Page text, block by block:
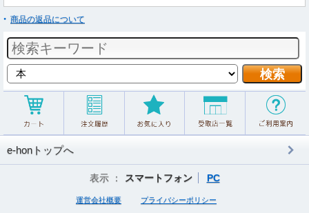
商品の返品について
e-honトップへ
表示 ： スマートフォン PC
運営会社概要 プライバシーポリシー